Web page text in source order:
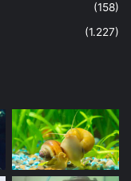
(158)
(1.227)